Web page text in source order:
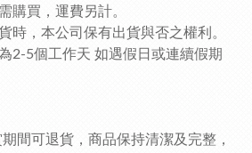
購買，運費另計。
時，本公司保有出貨與否之權利。
2-5個工作天 如遇假日或連續假期
間可退貨，商品保持清潔及完整，